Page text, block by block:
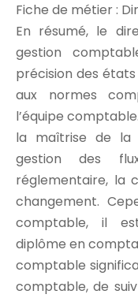
Fiche de métier :
En résumé, le
gestion
précision des
aux normes
l’équipe
la maîtrise de la
gestion des
réglementaire, la
changement.
comptable, il
diplôme en
comptable
comptable, de